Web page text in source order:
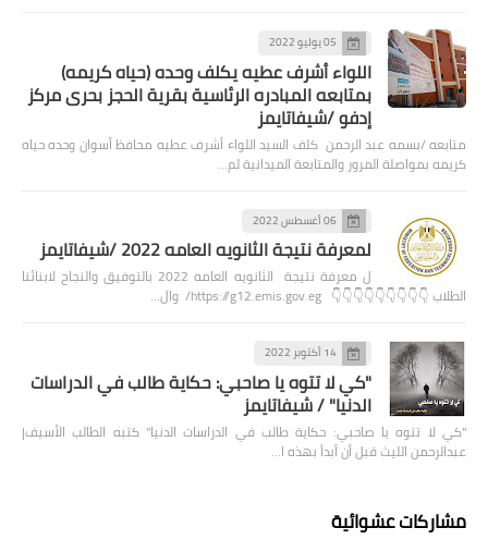
05 يوليو 2022
اللواء أشرف عطيه يكلف وحده (حياه كريمه)
بمتابعه المبادره الرئاسية بقرية الحجز بحرى مركز
إدفو /شيفاتايمز
متابعه /بسمه عبد الرحمن كلف السيد اللواء أشرف عطيه محافظ أسوان وحده حياه
كريمه بمواصلة المرور والمتابعة الميدانية لم…
06 أغسطس 2022
لمعرفة نتيجة الثانويه العامه 2022 /شيفاتايمز
ل معرفة نتيجة الثانويه العامه 2022 بالتوفيق والنجاح لابنائنا
الطلاب 👇👇👇👇👇👇👇👇👇 https://g12.emis.gov.eg/ وال…
14 أكتوبر 2022
"كي لا تتوه يا صاحبي: حكاية طالب في الدراسات
الدنيا" / شيفاتايمز
"كي لا تتوه يا صاحبي: حكاية طالب في الدراسات الدنيا" كتبه الطالب الأسيف|
عبدالرحمن الليث قبل أن أبدأ بهذه ا…
مشاركات عشوائية